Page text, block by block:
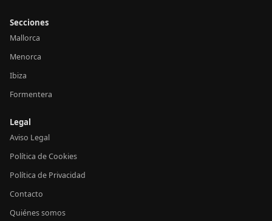
Secciones
Mallorca
Menorca
Ibiza
Formentera
Legal
Aviso Legal
Política de Cookies
Política de Privacidad
Contacto
Quiénes somos